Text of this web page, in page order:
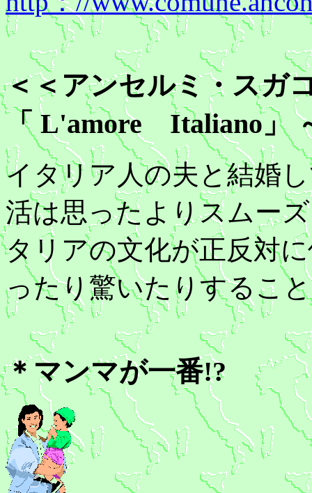
＜＜アンセルミ・スガ
「 L'amore Italiano」
イタリア人の夫と結婚
活は思ったよりスムー
タリアの文化が正反対
ったり驚いたりするこ
＊マンマが一番!?